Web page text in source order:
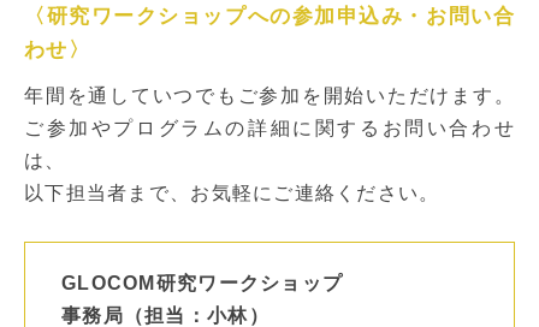
〈研究ワークショップへの参加申込み・お問い合
わせ〉
年間を通していつでもご参加を開始いただけます。
ご参加やプログラムの詳細に関するお問い合わせ
は、
以下担当者まで、お気軽にご連絡ください。
GLOCOM研究ワークショップ
事務局（担当：小林）